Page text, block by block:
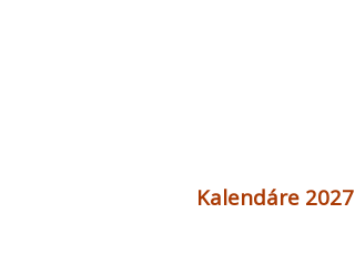
Kalendáre 2027